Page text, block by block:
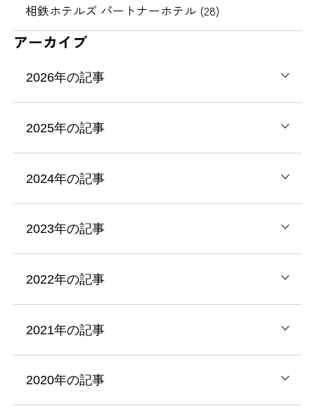
相鉄ホテルズ パートナーホテル (28)
アーカイブ
2026年の記事
2025年の記事
2024年の記事
2023年の記事
2022年の記事
2021年の記事
2020年の記事